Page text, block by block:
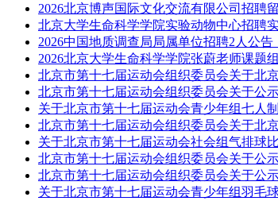
2026北京博声国际文化交流有限公司招聘
北京大学生命科学学院实验动物中心招聘
2026中国地质调查局局属单位招聘2人公告
2026北京大学生命科学学院张蔚老师课题
北京市第十七届运动会组织委员会关于北
北京市第十七届运动会组织委员会关于公
关于北京市第十七届运动会青少年组七人
北京市第十七届运动会组织委员会关于北
关于北京市第十七届运动会社会组气排球
北京市第十七届运动会组织委员会关于公
北京市第十七届运动会组织委员会关于公
关于北京市第十七届运动会青少年组羽毛